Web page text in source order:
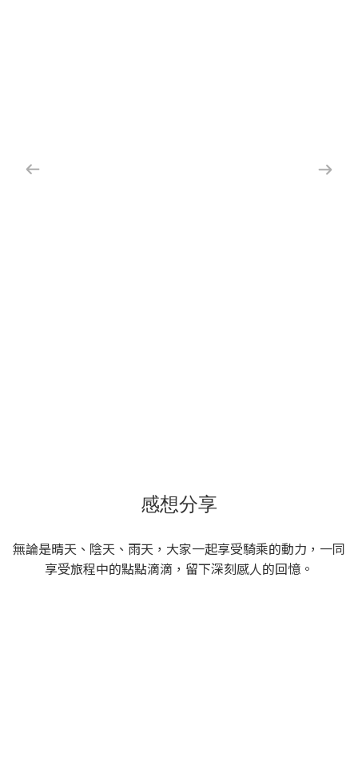
感想分享
無論是晴天、陰天、雨天，大家一起享受騎乘的動力，一同
享受旅程中的點點滴滴，留下深刻感人的回憶。